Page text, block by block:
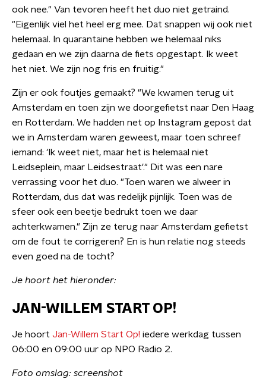
ook nee." Van tevoren heeft het duo niet getraind.
"Eigenlijk viel het heel erg mee. Dat snappen wij ook niet
helemaal. In quarantaine hebben we helemaal niks
gedaan en we zijn daarna de fiets opgestapt. Ik weet
het niet. We zijn nog fris en fruitig."
Zijn er ook foutjes gemaakt? "We kwamen terug uit
Amsterdam en toen zijn we doorgefietst naar Den Haag
en Rotterdam. We hadden net op Instagram gepost dat
we in Amsterdam waren geweest, maar toen schreef
iemand: 'Ik weet niet, maar het is helemaal niet
Leidseplein, maar Leidsestraat'." Dit was een nare
verrassing voor het duo. "Toen waren we alweer in
Rotterdam, dus dat was redelijk pijnlijk. Toen was de
sfeer ook een beetje bedrukt toen we daar
achterkwamen." Zijn ze terug naar Amsterdam gefietst
om de fout te corrigeren? En is hun relatie nog steeds
even goed na de tocht?
Je hoort het hieronder:
JAN-WILLEM START OP!
Je hoort Jan-Willem Start Op! iedere werkdag tussen
06:00 en 09:00 uur op NPO Radio 2.
Foto omslag: screenshot